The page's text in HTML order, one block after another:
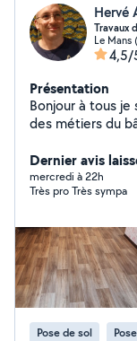
Hervé
Travaux
Le Mans
4,5/
Présentation
Bonjour à tous
des métiers du
Dernier avis
mercredi à 22h
Très pro Très sympa
Pose de sol